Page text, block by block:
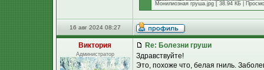
Монилиозная груша.jpg [ 38.94 КБ |
16 авг 2024 08:27
Виктория
Администратор
Re: Болезни груши
Здравствуйте!
Это, похоже что, белая гниль.